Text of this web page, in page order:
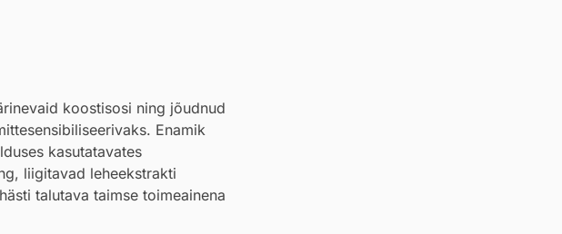
koostisosi ning jõudnud
Enamik
kasutatavates
liigitavad leheekstrakti
talutava taimse toimeainena